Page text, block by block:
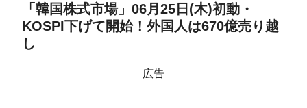
「韓国株式市場」06月25日(木)初動・
KOSPI下げて開始！外国人は670億売り越
し
広告